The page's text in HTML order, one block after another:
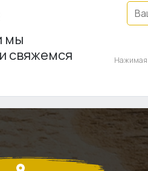
мы
свяжемся
Нажимая